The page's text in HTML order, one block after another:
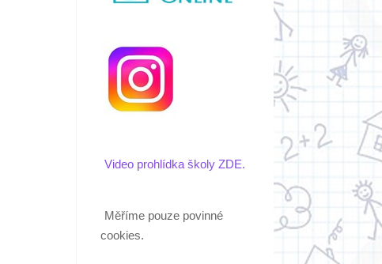
Video prohlídka školy ZDE.
Měříme pouze povinné
cookies.